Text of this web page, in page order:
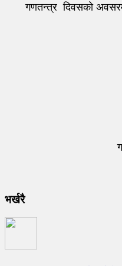
गणतन्त्र दिवसको
भर्खरै